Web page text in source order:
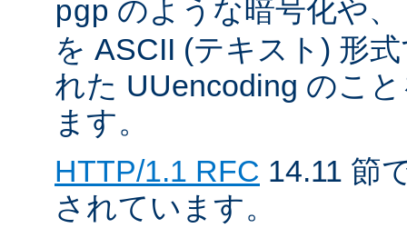
pgp のような暗号化や
を ASCII (テキスト) 形
れた UUencoding のこ
ます。
HTTP/1.1 RFC 14.11 節
されています。